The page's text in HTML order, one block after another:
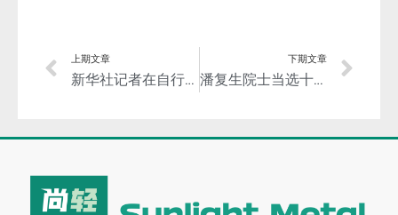
上期文章
新华社记者在自行车、童车产业聚集区河北广宗县走访观察——镁合金车畅销！
下期文章
潘复生院士当选十四届全国人大代表